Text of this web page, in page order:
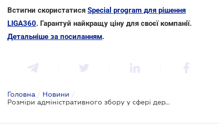
Встигни скористатися Special program для рішення
LIGA360. Гарантуй найкращу ціну для своєї компанії.
Детальніше за посиланням.
Головна / Новини /
Розміри адміністративного збору у сфері державної реєстрації бізнесу на 2025 рік: інформація від Мін'юсту